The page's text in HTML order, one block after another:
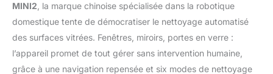
MINI2 , la marque chinoise spécialisée dans la robotique
domestique tente de démocratiser le nettoyage automatisé
des surfaces vitrées. Fenêtres, miroirs, portes en verre :
l’appareil promet de tout gérer sans intervention humaine,
grâce à une navigation repensée et six modes de nettoyage